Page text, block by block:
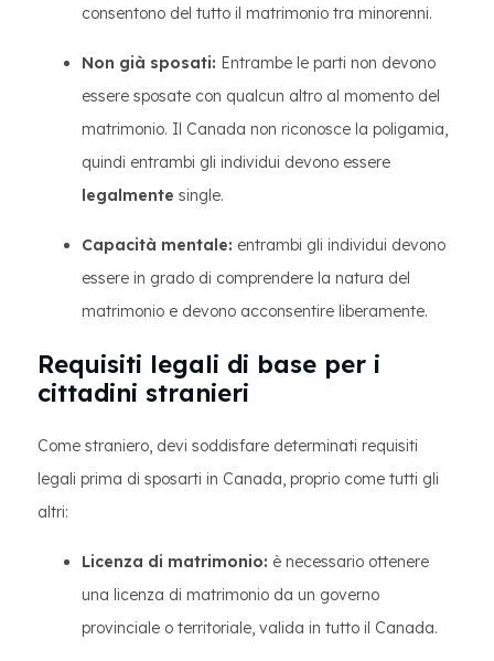
consentono del tutto il matrimonio tra minorenni.
Non già sposati: Entrambe le parti non devono
essere sposate con qualcun altro al momento del
matrimonio. Il Canada non riconosce la poligamia,
quindi entrambi gli individui devono essere
legalmente single.
Capacità mentale: entrambi gli individui devono
essere in grado di comprendere la natura del
matrimonio e devono acconsentire liberamente.
Requisiti legali di base per i
cittadini stranieri
Come straniero, devi soddisfare determinati requisiti
legali prima di sposarti in Canada, proprio come tutti gli
altri:
Licenza di matrimonio: è necessario ottenere
una licenza di matrimonio da un governo
provinciale o territoriale, valida in tutto il Canada.